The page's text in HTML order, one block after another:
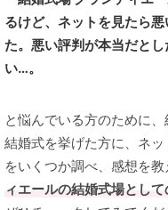
るけど、ネットを見たら
た。悪い評判が本当だと
い…。
と悩んでいる方のために
結婚式を挙げた方に、ネ
をいくつか調べ、感想を教
ィエールの結婚式場とし